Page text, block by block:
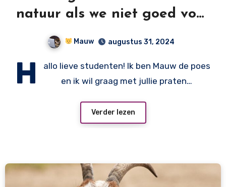
natuur als we niet goed voor
ons planeetje zorgen?
Mauw augustus 31, 2024
H
allo lieve studenten! Ik ben Mauw de poes
en ik wil graag met jullie praten…
Verder lezen